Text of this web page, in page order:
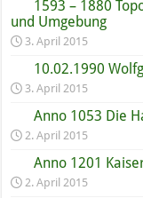
1593 – 1880
und Umgebung
3. April 2015
10.02.1990
3. April 2015
Anno 1053 Die
2. April 2015
Anno 1201
2. April 2015